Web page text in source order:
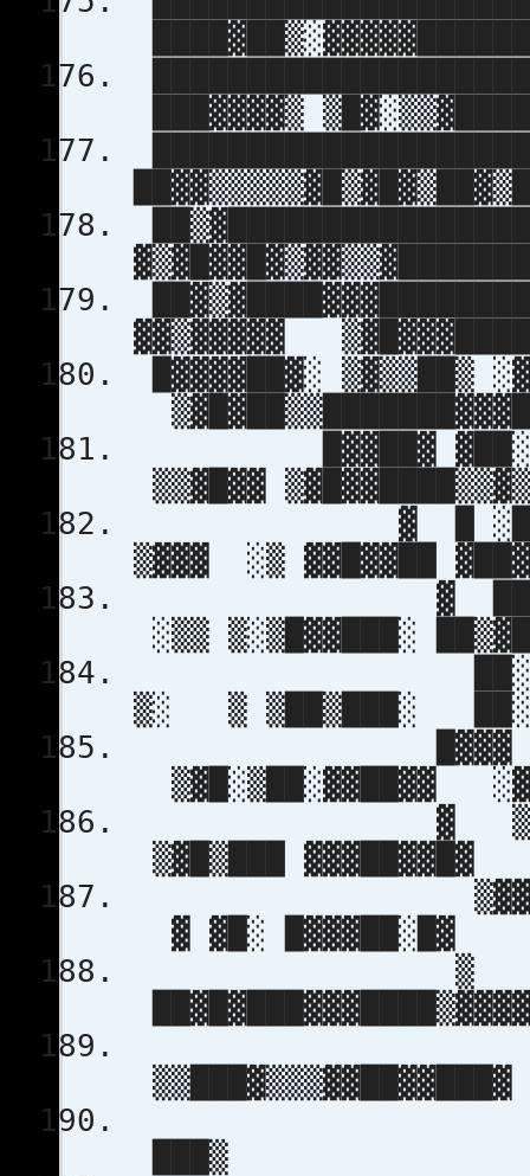
███▓▓▓▓▒
▓▓▒▓▓▓▓▓
█▓▓▓▓██▓░ ▒▓▒▒██▒
█▓▓██▓ ▓██░
▒▒▓█▓▓
▓ █ ░██▒
▒▓▓▓ ░▒
▓ ██
░▒▒ ▒░▒█▓▓███░
▒░ ▒
█▓▓▓
▓ ▒▒ ▓█
▒▓█▒███
▒▓▓▓
▓ ▓█░
▒